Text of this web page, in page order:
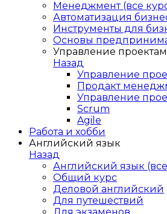
Менеджмент (все
Автоматизация
Инструменты для
Основы
Управление
Назад
Управление
Продакт
Управление
Scrum
Agile
Работа и хобби
Английский язык
Назад
Английский язык
Общий курс
Деловой английский
Для путешествий